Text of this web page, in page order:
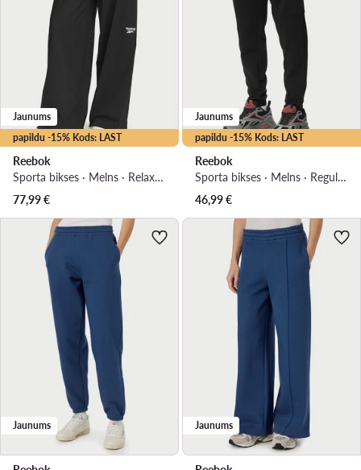
papildu -15% Kods: LAST
Jaunums
Reebok
Sporta bikses · Melns · Relaxed Fit
77,99€
papildu -15% Kods: LAST
Jaunums
Reebok
Sporta bikses · Melns · Regular Fit
46,99€
Jaunums Jaunums